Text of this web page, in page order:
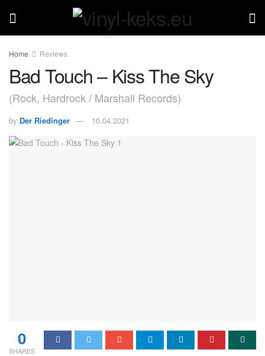
Home Reviews
Bad Touch – Kiss The Sky
(Rock, Hardrock / Marshall Records)
by Der Riedinger 10.04.2021
0
SHARES